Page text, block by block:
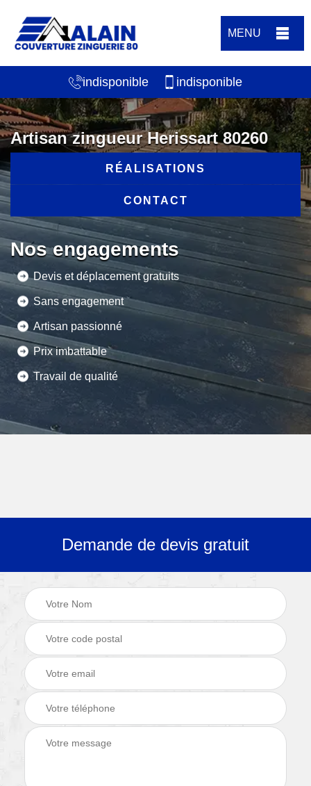
MENU
indisponible indisponible
Artisan zingueur Herissart 80260
RÉALISATIONS
CONTACT
Nos engagements
Devis et déplacement gratuits
Sans engagement
Artisan passionné
Prix imbattable
Travail de qualité
Demande de devis gratuit